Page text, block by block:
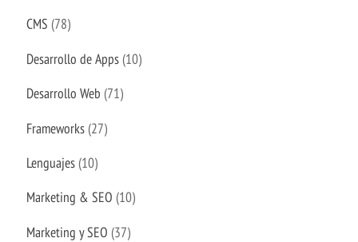
CMS (78)
Desarrollo de Apps (10)
Desarrollo Web (71)
Frameworks (27)
Lenguajes (10)
Marketing & SEO (10)
Marketing y SEO (37)